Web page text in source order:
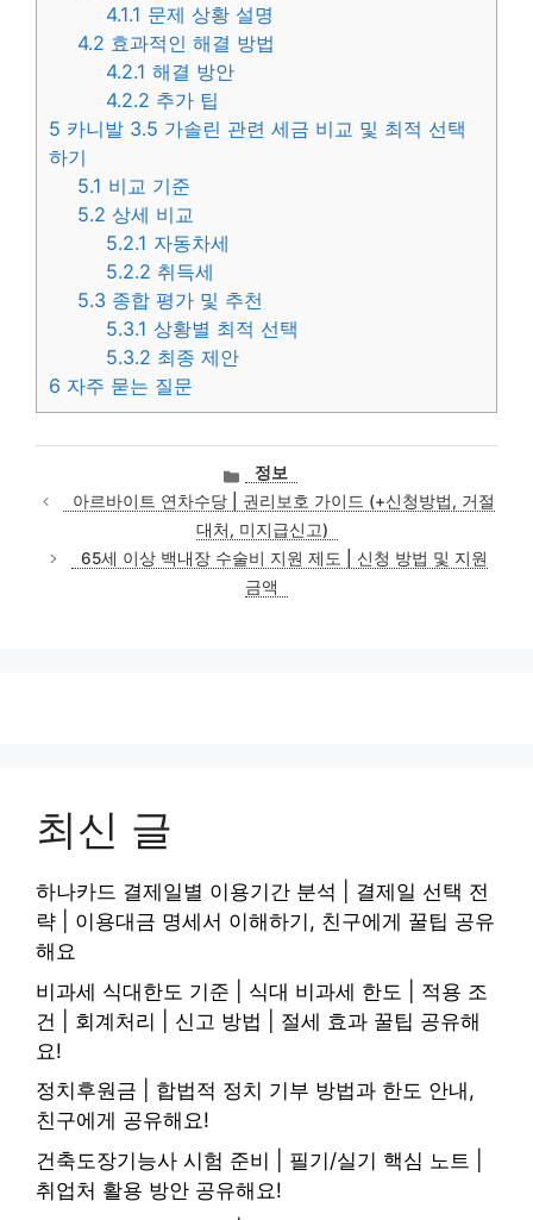
4.1.1 문제 상황 설명
4.2 효과적인 해결 방법
4.2.1 해결 방안
4.2.2 추가 팁
5 카니발 3.5 가솔린 관련 세금 비교 및 최적 선택
하기
5.1 비교 기준
5.2 상세 비교
5.2.1 자동차세
5.2.2 취득세
5.3 종합 평가 및 추천
5.3.1 상황별 최적 선택
5.3.2 최종 제안
6 자주 묻는 질문
카
테
고
리
정보
아르바이트 연차수당 | 권리보호 가이드 (+신청방법, 거절
대처, 미지급신고)
65세 이상 백내장 수술비 지원 제도 | 신청 방법 및 지원
금액
최신 글
하나카드 결제일별 이용기간 분석 | 결제일 선택 전
략 | 이용대금 명세서 이해하기, 친구에게 꿀팁 공유
해요
비과세 식대한도 기준 | 식대 비과세 한도 | 적용 조
건 | 회계처리 | 신고 방법 | 절세 효과 꿀팁 공유해
요!
정치후원금 | 합법적 정치 기부 방법과 한도 안내,
친구에게 공유해요!
건축도장기능사 시험 준비 | 필기/실기 핵심 노트 |
취업처 활용 방안 공유해요!